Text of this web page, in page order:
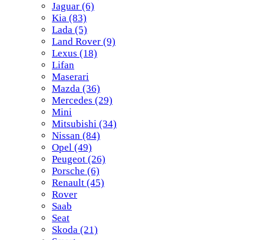
Jaguar (6)
Kia (83)
Lada (5)
Land Rover (9)
Lexus (18)
Lifan
Maserari
Mazda (36)
Mercedes (29)
Mini
Mitsubishi (34)
Nissan (84)
Opel (49)
Peugeot (26)
Porsche (6)
Renault (45)
Rover
Saab
Seat
Skoda (21)